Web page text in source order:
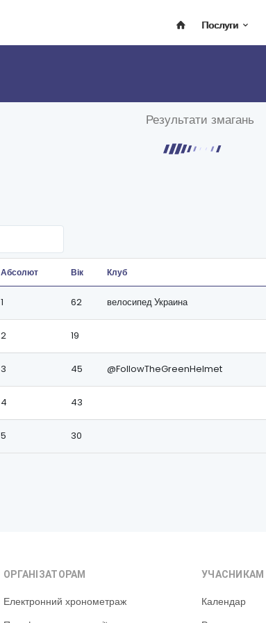
Послуги
Результати змагань
Абсолют Вік Клуб
1 62 велосипед Украина
2 19
3 45 @FollowTheGreenHelmet
4 43
5 30
ОРГАНІЗАТОРАМ
Електронний хронометраж
УЧАСНИКАМ
Календар